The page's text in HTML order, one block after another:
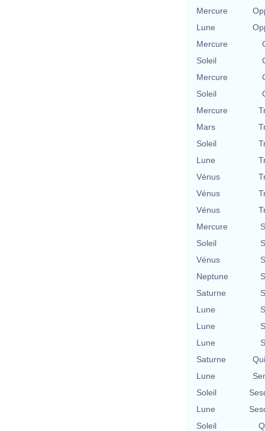
Mercure
Lune
Mercure
Soleil
Mercure
Soleil
Mercure
Mars
Soleil
Lune
Vénus
Vénus
Vénus
Mercure
Soleil
Vénus
Neptune
Saturne
Lune
Lune
Lune
Saturne
Lune
Soleil
Lune
Soleil